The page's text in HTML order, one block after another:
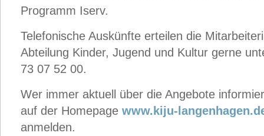
Programm Iserv.
Telefonische Auskünfte erteilen die
Abteilung Kinder, Jugend und Kultur gerne
73 07 52 00.
Wer immer aktuell über die Angebote
auf der Homepage www.kiju-
anmelden.